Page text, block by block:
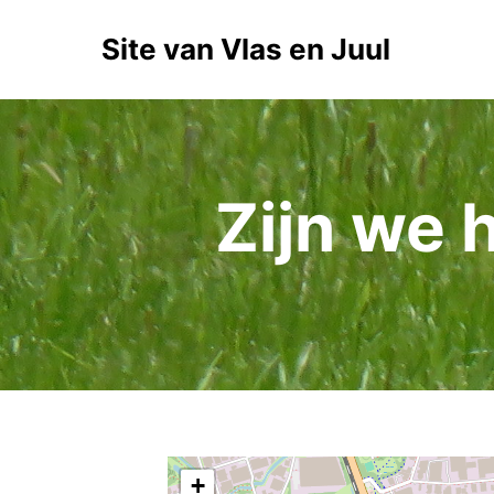
Site van Vlas en Juul
Zijn we
+